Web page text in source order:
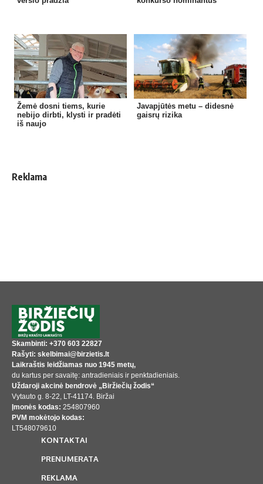
Žemė dosni tiems, kurie
nebijo dirbti, klysti ir pradėti
iš naujo
Javapjūtės metu – didesnė
gaisrų rizika
Reklama
Skambinti: +370 603 22827
Rašyti: skelbimai@birzietis.lt
Laikraštis leidžiamas nuo 1945 metų,
du kartus per savaitę: antradieniais ir penktadieniais.
Uždaroji akcinė bendrovė „Biržiečių žodis“
Vytauto g. 8-22, LT-41174. Biržai
Įmonės kodas: 254807960
PVM mokėtojo kodas:
LT548079610
KONTAKTAI
PRENUMERATA
REKLAMA